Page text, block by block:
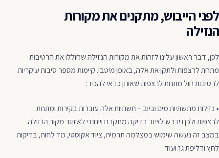
לפני הייבוש, מתקנים את מקורות
הנזילה
לכן, דבר ראשון עלינו לזהות את מקורות הנזילה שחוללו את הרטיבות
מתחת לרצפות ולתקן את אלה, באופן מיטבי. קיימות מספר סיבות עיקריות
לרטיבות חול מתחת לרצפות שאותן כדאי להכיר:
• נזילות מתשתיות מים וביוב – תשתיות אלה עוברות בקירות ומתחת
לרצפות ולכן נידרש לציוד בדיקה מתקדם וייחודי לאיתור מקור הנזילה.
במצב זה נעשה שימוש במצלמה תרמית, ציוד אקוסטי, מד לחות, בדיקות
לחץ ודליפת גז ועוד.